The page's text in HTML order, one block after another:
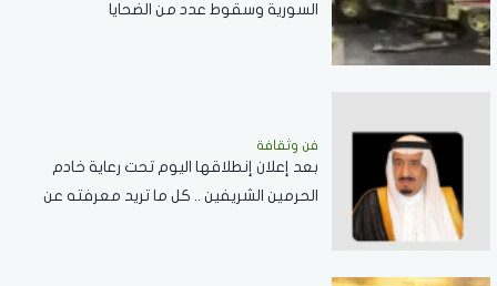
السورية وسقوط عدد من الضحايا
فن وثقافة
بعد إعلان إنطلاقها اليوم تحت رعاية خادم
الحرمين الشريفين .. كل ما تريد معرفته عن